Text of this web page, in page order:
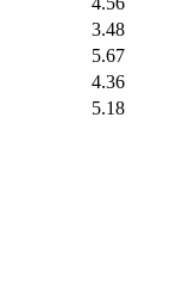
3.48
5.67
4.36
5.18